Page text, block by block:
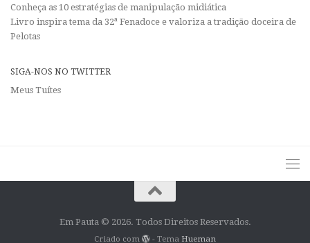
Conheça as 10 estratégias de manipulação midiática
Livro inspira tema da 32ª Fenadoce e valoriza a tradição doceira de
Pelotas
SIGA-NOS NO TWITTER
Meus Tuítes
Em Pauta © 2026. Todos Direitos Reservados.
Criado com - Tema Hueman